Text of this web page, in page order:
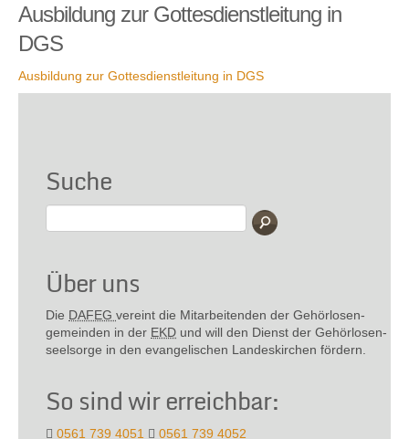
Ausbildung zur Gottesdienstleitung in
DGS
Ausbildung zur Gottesdienstleitung in DGS
Suche
Über uns
Die DAFEG vereint die Mitarbeitenden der Gehör­losen­
gemeinden in der EKD und will den Dienst der Gehör­losen­
seel­sorge in den evange­lischen Landes­kirchen fördern.
So sind wir erreichbar:
0561 739 4051 0561 739 4052